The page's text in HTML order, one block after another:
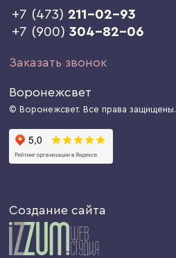
+7 (473) 211-02-93
+7 (900)304-82-06
Заказать звонок
Воронежсвет
© Воронежсвет. Все права защищены.
Создание сайта